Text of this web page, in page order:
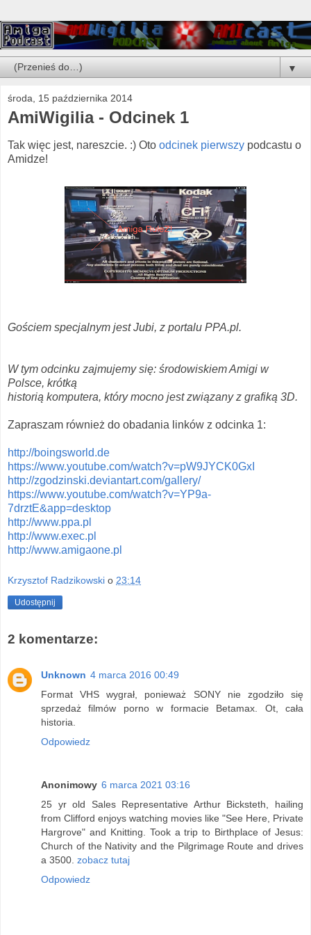
▼
środa, 15 października 2014
AmiWigilia - Odcinek 1
Tak więc jest, nareszcie. :) Oto odcinek pierwszy podcastu o
Amidze!
Gościem specjalnym jest Jubi, z portalu PPA.pl.
W tym odcinku zajmujemy się: środowiskiem Amigi w
Polsce, krótką
historią komputera, który mocno jest związany z grafiką 3D.
Zapraszam również do obadania linków z odcinka 1:
http://boingsworld.de
https://www.youtube.com/watch?v=pW9JYCK0GxI
http://zgodzinski.deviantart.com/gallery/
https://www.youtube.com/watch?v=YP9a-
7drztE&app=desktop
http://www.ppa.pl
http://www.exec.pl
http://www.amigaone.pl
Krzysztof Radzikowski o 23:14
Udostępnij
2 komentarze:
Unknown 4 marca 2016 00:49
Format VHS wygrał, ponieważ SONY nie zgodziło się
sprzedaż filmów porno w formacie Betamax. Ot, cała
historia.
Odpowiedz
Anonimowy 6 marca 2021 03:16
25 yr old Sales Representative Arthur Bicksteth, hailing
from Clifford enjoys watching movies like "See Here, Private
Hargrove" and Knitting. Took a trip to Birthplace of Jesus:
Church of the Nativity and the Pilgrimage Route and drives
a 3500. zobacz tutaj
Odpowiedz